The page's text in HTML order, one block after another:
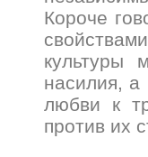
Короче
культуры
насилия,
любви к
против их